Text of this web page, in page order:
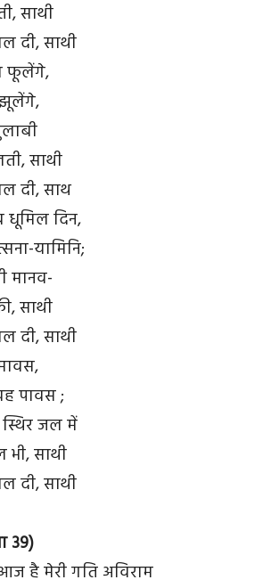
साथी
दी, साथी
फूलेंगे,
साथी
दी, साथ
दिन,
यामिनि;
मानव-
साथी
दी, साथी
पावस ;
जल में
साथी
दी, साथी
39)
है मेरी गति अविराम